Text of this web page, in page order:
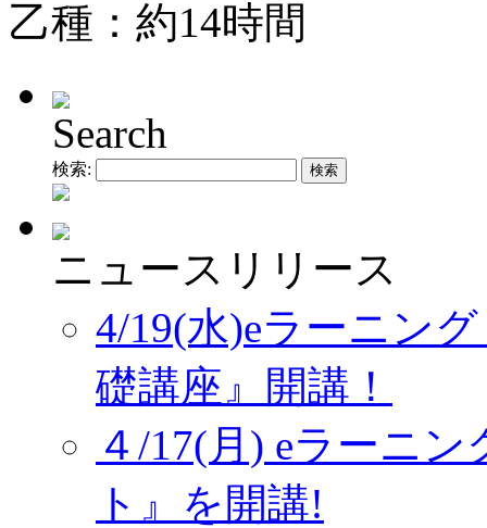
乙種：約14時間
Search
検索:
ニュースリリース
4/19(水)eラーニン
礎講座』開講！
４/17(月) eラーニ
ト』を開講!